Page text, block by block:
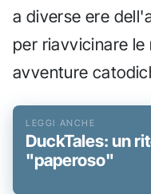
a diverse ere
per riavvicinare le
avventure
DuckTales: un
"paperoso"